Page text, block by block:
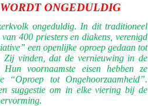
ONGEDULDIG
ongeduldig. In dit traditioneel
400 priesters en diakens, verenigd
een openlijke oproep gedaan tot
Zij vinden, dat de vernieuwing in de
voornaamste eisen hebben ze
“Oproep tot Ongehoorzaamheid”.
suggestie om in elke viering bij de